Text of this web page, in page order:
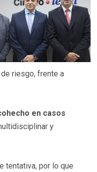
riesgo, frente a
en casos
y
tentativa, por lo que